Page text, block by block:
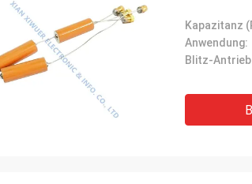
Kapazitanz
Anwendung:
Blitz-Antrieb